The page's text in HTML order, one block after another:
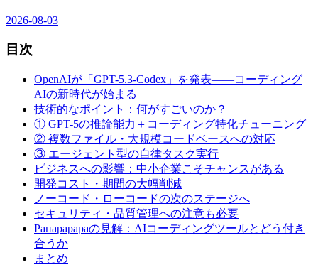
2026-08-03
目次
OpenAIが「GPT-5.3-Codex」を発表——コーディング
AIの新時代が始まる
技術的なポイント：何がすごいのか？
① GPT-5の推論能力＋コーディング特化チューニング
② 複数ファイル・大規模コードベースへの対応
③ エージェント型の自律タスク実行
ビジネスへの影響：中小企業こそチャンスがある
開発コスト・期間の大幅削減
ノーコード・ローコードの次のステージへ
セキュリティ・品質管理への注意も必要
Pапapаpаpaの見解：AIコーディングツールとどう付き
合うか
まとめ